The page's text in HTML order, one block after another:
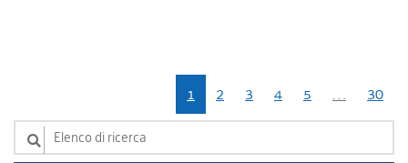
1 2 3 4 5 … 30
Elenco di ricerca